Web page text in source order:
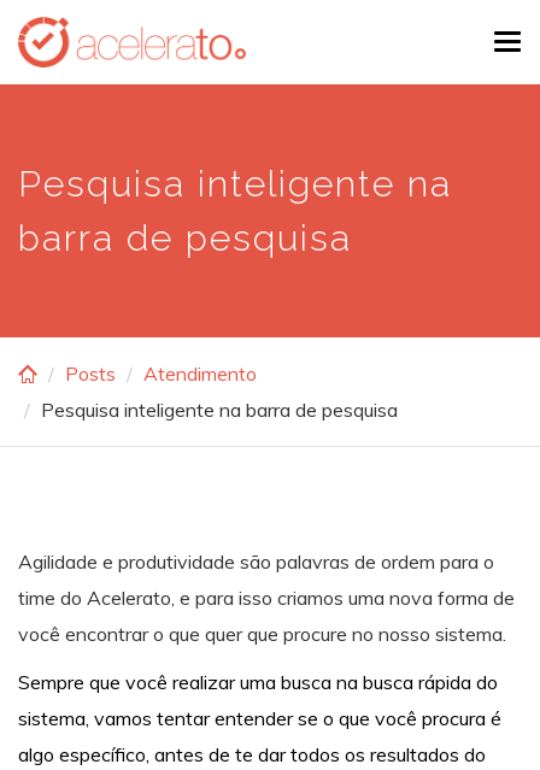
Skip
main
Pesquisa inteligente na
barra de pesquisa
Posts
Atendimento
Pesquisa inteligente na barra de pesquisa
Agilidade e produtividade são palavras de ordem para o
time do Acelerato, e para isso criamos uma nova forma de
você encontrar o que quer que procure no nosso sistema.
Sempre que você realizar uma busca na busca rápida do
sistema, vamos tentar entender se o que você procura é
algo específico, antes de te dar todos os resultados do